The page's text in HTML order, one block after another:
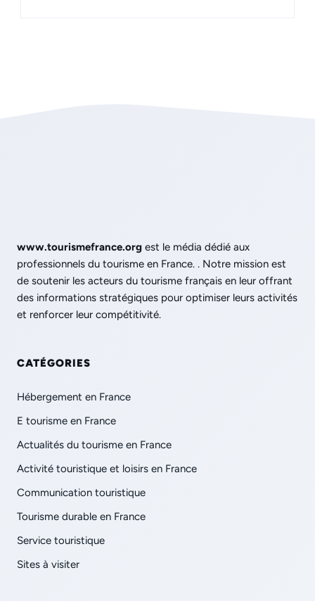
www.tourismefrance.org est le média dédié aux
professionnels du tourisme en France. . Notre mission est
de soutenir les acteurs du tourisme français en leur offrant
des informations stratégiques pour optimiser leurs activités
et renforcer leur compétitivité.
CATÉGORIES
Hébergement en France
E tourisme en France
Actualités du tourisme en France
Activité touristique et loisirs en France
Communication touristique
Tourisme durable en France
Service touristique
Sites à visiter